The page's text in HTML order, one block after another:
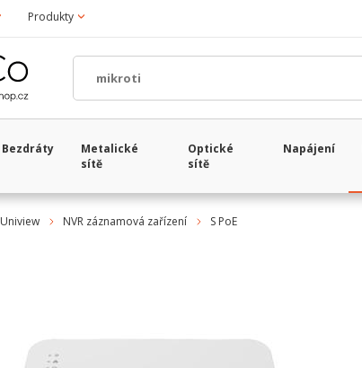
Produkty
Bezdráty
Metalické
sítě
Optické
sítě
Napájení
Uniview NVR záznamová zařízení S PoE